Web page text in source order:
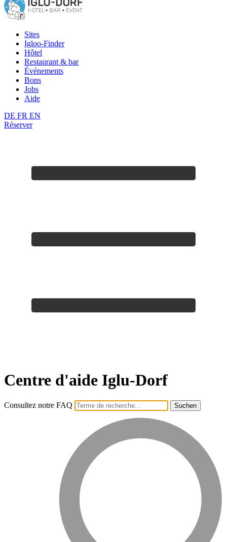
Sites
Igloo-Finder
Hôtel
Restaurant & bar
Événements
Bons
Jobs
Aide
DE FR EN
Réserver
Centre d'aide Iglu-Dorf
Consultez notre FAQ